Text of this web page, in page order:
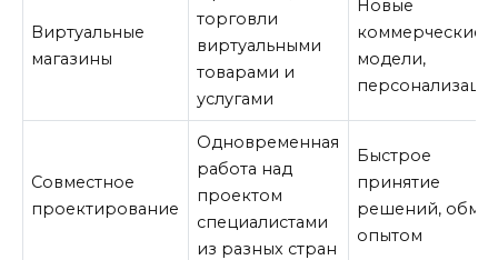
Виртуальные
магазины
торговли
виртуальными
товарами и
услугами
Новые
коммерческие
модели,
Совместное
проектирование
Одновременная
работа над
проектом
специалистами
из разных стран
Быстрое
принятие
решений,
опытом